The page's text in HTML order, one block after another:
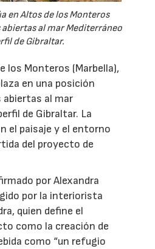
en Altos de los Monteros
abiertas al mar Mediterráneo
de Gibraltar.
los Monteros (Marbella),
en una posición
abiertas al mar
de Gibraltar. La
el paisaje y el entorno
del proyecto de
por Alexandra
por la interiorista
quien define el
como la creación de
como “un refugio